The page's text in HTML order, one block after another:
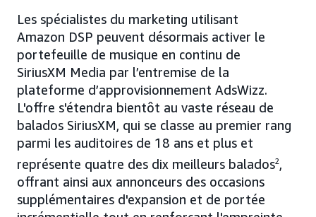
Les spécialistes du marketing utilisant
Amazon DSP peuvent désormais activer le
portefeuille de musique en continu de
SiriusXM Media par l’entremise de la
plateforme d’approvisionnement AdsWizz.
L'offre s'étendra bientôt au vaste réseau de
balados SiriusXM, qui se classe au premier rang
parmi les auditoires de 18 ans et plus et
représente quatre des dix meilleurs balados2,
offrant ainsi aux annonceurs des occasions
supplémentaires d'expansion et de portée